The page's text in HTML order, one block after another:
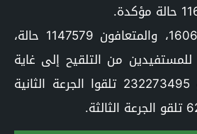
وبلغ عدد الوفيات 16061، والمتعافون 1147579 حالة،
للمستفيدين من التلقيح إلى غاية
اليوم 24797469 و 232273495 تلقوا الجرعة الثانية